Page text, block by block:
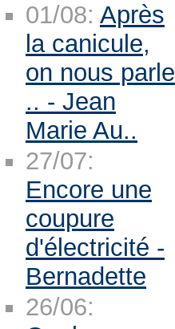
01/08: Après
la canicule,
on nous parle
.. - Jean
Marie Au..
27/07:
Encore une
coupure
d'électricité -
Bernadette
26/06: